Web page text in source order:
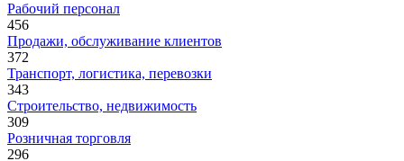
Рабочий персонал
456
Продажи, обслуживание клиентов
372
Транспорт, логистика, перевозки
343
Строительство, недвижимость
309
Розничная торговля
296